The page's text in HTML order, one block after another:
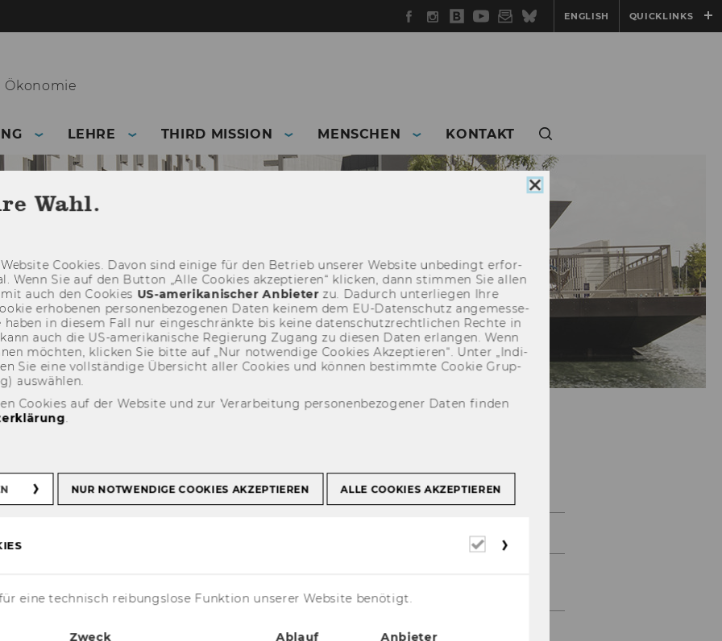
Facebook
Instagram
WU
Blog
YouTube
Newsletter
BlueskyENGLISH QUICKLINKS
Ökonomie
LEHRE THIRD MISSION MENSCHEN KONTAKT
Lehre
WUPOL Studienzweig
"Politics and Money"
ZuWi Vertiefung und
Cookie
Consent
schließen
Wahl.
Coo­kies. Davon sind ei­ni­ge für den Be­trieb un­se­rer Web­site un­be­dingt er­for­
Wenn Sie auf den But­ton „Alle Coo­kies ak­zep­tie­ren“ kli­cken, dann stim­men Sie allen
auch den Coo­kies US-​amerikanischer An­bie­terzu. Da­durch un­ter­lie­gen Ihre
er­ho­be­nen per­so­nen­be­zo­ge­nen Daten kei­nem dem EU-​Datenschutz an­ge­mes­se­
haben in die­sem Fall nur ein­ge­schränk­te bis keine da­ten­schutz­recht­li­chen Rech­te in
auch die US-​amerikanische Re­gie­rung Zu­gang zu die­sen Daten er­lan­gen. Wenn
möch­ten, kli­cken Sie bitte auf „Nur not­wen­di­ge Coo­kies Ak­zep­tie­ren“. Unter „In­di­
Sie eine voll­stän­di­ge Über­sicht aller Coo­kies und kön­nen be­stimm­te Coo­kie Grup­
aus­wäh­len.
Cookies auf der Website und zur Verarbeitung personenbezogener Daten finden
.
NUR NOTWENDIGE COOKIES AKZEPTIEREN ALLE COOKIES AKZEPTIEREN
Erforderliche
eine technisch reibungslose Funktion unserer Website benötigt.
Zweck Ablauf
Anbieter